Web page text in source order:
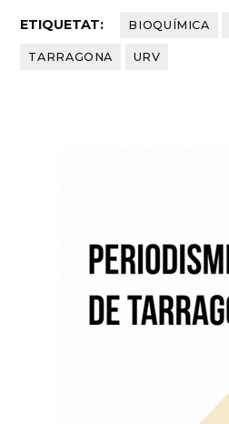
ETIQUETAT: BIOQUÍMICA
TARRAGONA URV